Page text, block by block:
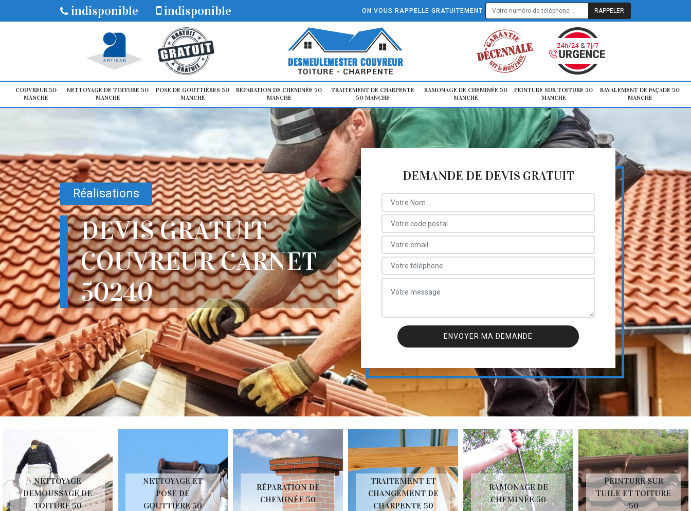
indisponible indisponible ON VOUS RAPPELLE GRATUITEMENT
COUVREUR 50
MANCHE
NETTOYAGE DE TOITURE 50
MANCHE
POSE DE GOUTTIÈRES 50
MANCHE
RÉPARATION DE CHEMINÉE 50
MANCHE
TRAITEMENT DE CHARPENTE
50 MANCHE
RAMONAGE DE CHEMINÉE 50
MANCHE
PEINTURE SUR TOITURE 50
MANCHE
RAVALEMENT DE FAÇADE 50
MANCHE
Réalisations
DEVIS GRATUIT
COUVREUR CARNET
50240
DEMANDE DE DEVIS GRATUIT
NETTOYAGE
DEMOUSSAGE DE
TOITURE 50
NETTOYAGE ET
POSE DE
GOUTTIÈRE 50
RÉPARATION DE
CHEMINÉE 50
TRAITEMENT ET
CHANGEMENT DE
CHARPENTE 50
RAMONAGE DE
CHEMINÉE 50
PEINTURE SUR
TUILE ET TOITURE
50